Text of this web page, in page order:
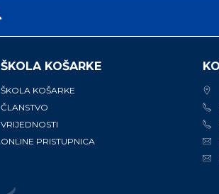
ŠKOLA KOŠARKE
ŠKOLA KOŠARKE
ČLANSTVO
VRIJEDNOSTI
ONLINE PRISTUPNICA